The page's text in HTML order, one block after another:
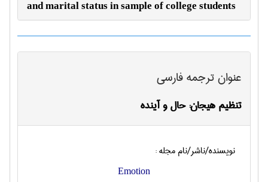
and marital status in sample of college students
عنوان ترجمه فارسی
تنظیم هیجان: حال و آینده
نویسنده/ناشر/نام مجله :
Emotion